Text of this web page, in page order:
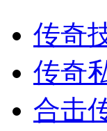
传奇
传奇
合击